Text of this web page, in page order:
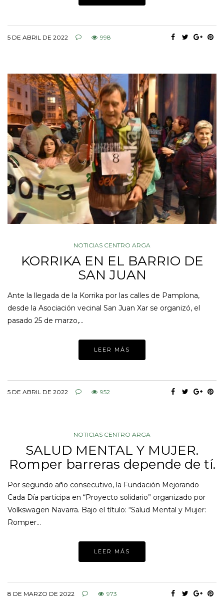
5 DE ABRIL DE 2022 998
NOTICIAS CENTRO ARGA
KORRIKA EN EL BARRIO DE
SAN JUAN
Ante la llegada de la Korrika por las calles de Pamplona,
desde la Asociación vecinal San Juan Xar se organizó, el
pasado 25 de marzo,…
LEER MÁS
5 DE ABRIL DE 2022 952
NOTICIAS CENTRO ARGA
SALUD MENTAL Y MUJER.
Romper barreras depende de tí.
Por segundo año consecutivo, la Fundación Mejorando
Cada Día participa en “Proyecto solidario” organizado por
Volkswagen Navarra. Bajo el título: “Salud Mental y Mujer:
Romper…
LEER MÁS
8 DE MARZO DE 2022 973